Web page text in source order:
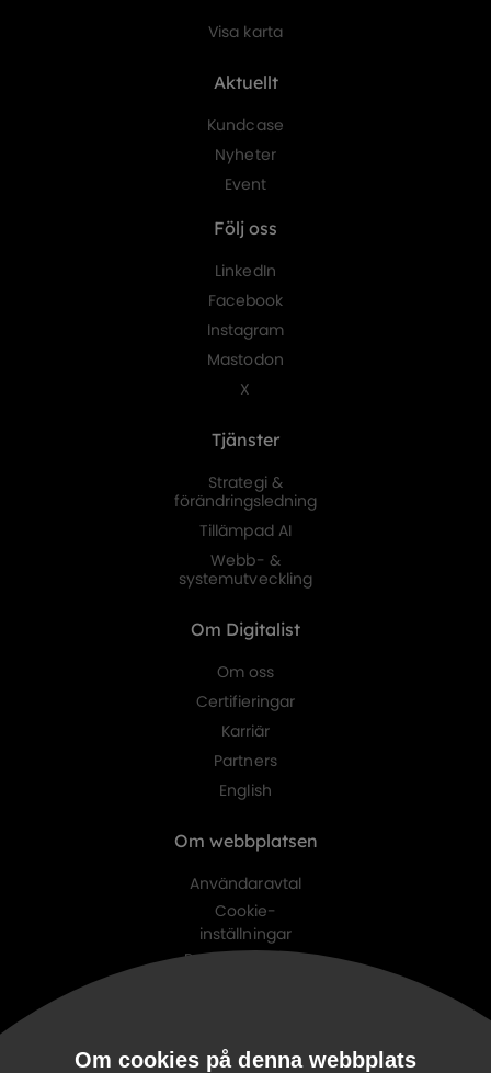
Visa karta
Aktuellt
Kundcase
Nyheter
Event
Följ oss
LinkedIn
Facebook
Instagram
Mastodon
X
Tjänster
Strategi &
förändringsledning
Tillämpad AI
Webb- &
systemutveckling
Om Digitalist
Om oss
Certifieringar
Karriär
Partners
English
Om webbplatsen
Användaravtal
Cookie-
inställningar
Personuppgifts-
Digitalist Cloud
Om cookies på denna webbplats